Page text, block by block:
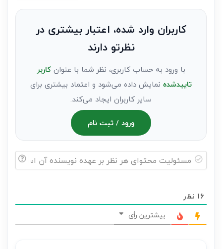
نظر
کاربران وارد شده، اعتبار بیشتری در
نظرتو دارند
با ورود به حساب کاربری، نظر شما با عنوانکاربر
تاییدشده نمایش داده می‌شود و اعتماد بیشتری برای
سایر کاربران ایجاد می‌کند.
ورود / ثبت نام
هر
نظر
بر
16 نظر
بیشترین رأی